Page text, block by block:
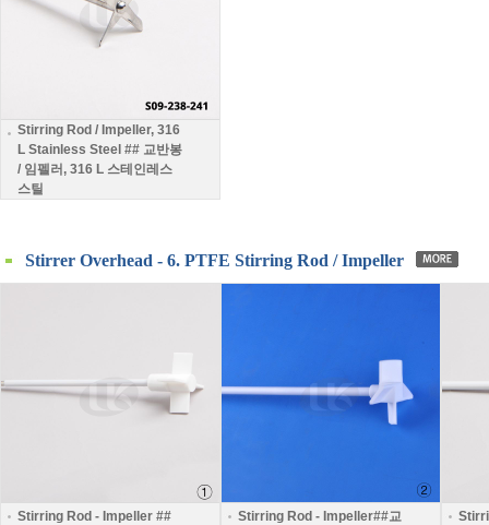
Stirring Rod / Impeller, 316
L Stainless Steel ## 교반봉
/ 임펠러, 316 L 스테인레스
스틸
Stirrer Overhead - 6. PTFE Stirring Rod / Impeller
Stirring Rod - Impeller ##
Stirring Rod - Impeller##교